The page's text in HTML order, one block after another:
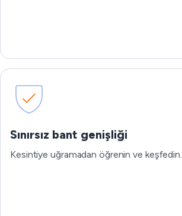
Sınırsız bant genişliği
Kesintiye uğramadan öğrenin ve keşfedin.